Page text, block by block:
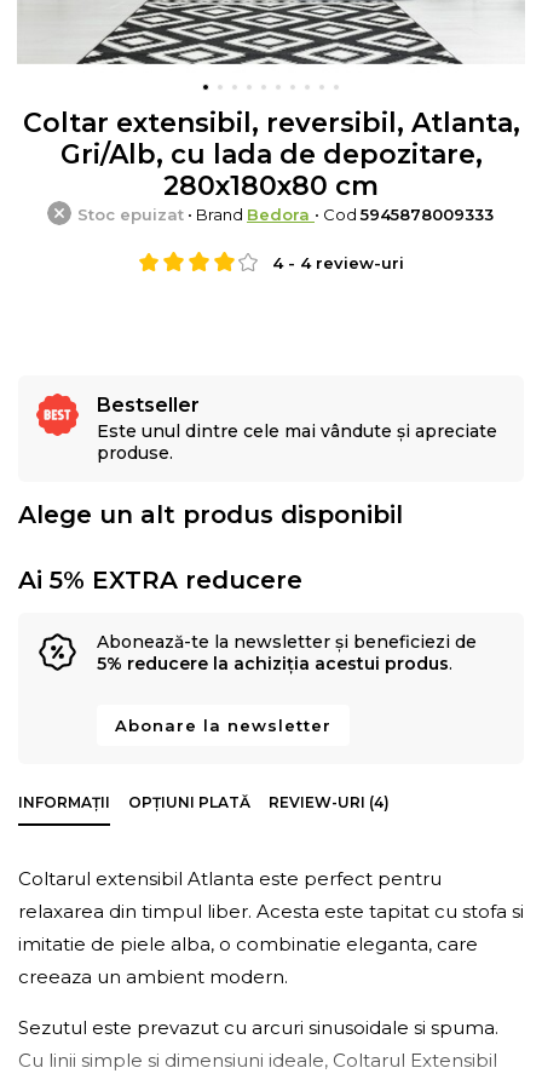
Coltar extensibil, reversibil, Atlanta,
Gri/Alb, cu lada de depozitare,
280x180x80 cm
Stoc epuizat • Brand Bedora • Cod5945878009333
4- 4review-uri
Bestseller
Este unul dintre cele mai vândute și apreciate
produse.
Alege un alt produs disponibil
Ai 5% EXTRA reducere
Abonează-te la newsletter și beneficiezi de
5% reducere la achiziția acestui produs.
Abonare la newsletter
INFORMAȚII OPȚIUNI PLATĂ REVIEW-URI (4)
Coltarul extensibil Atlanta este perfect pentru
relaxarea din timpul liber. Acesta este tapitat cu stofa si
imitatie de piele alba, o combinatie eleganta, care
creeaza un ambient modern.
Sezutul este prevazut cu arcuri sinusoidale si spuma.
Cu linii simple si dimensiuni ideale, Coltarul Extensibil